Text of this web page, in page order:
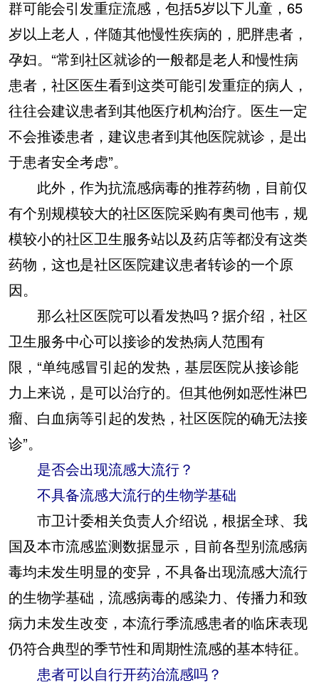
群可能会引发重症流感，包括5岁以下儿童，65
岁以上老人，伴随其他慢性疾病的，肥胖患者，
孕妇。“常到社区就诊的一般都是老人和慢性病
患者，社区医生看到这类可能引发重症的病人，
往往会建议患者到其他医疗机构治疗。医生一定
不会推诿患者，建议患者到其他医院就诊，是出
于患者安全考虑”。
此外，作为抗流感病毒的推荐药物，目前仅
有个别规模较大的社区医院采购有奥司他韦，规
模较小的社区卫生服务站以及药店等都没有这类
药物，这也是社区医院建议患者转诊的一个原
因。
那么社区医院可以看发热吗？据介绍，社区
卫生服务中心可以接诊的发热病人范围有
限，“单纯感冒引起的发热，基层医院从接诊能
力上来说，是可以治疗的。但其他例如恶性淋巴
瘤、白血病等引起的发热，社区医院的确无法接
诊”。
是否会出现流感大流行？
不具备流感大流行的生物学基础
市卫计委相关负责人介绍说，根据全球、我
国及本市流感监测数据显示，目前各型别流感病
毒均未发生明显的变异，不具备出现流感大流行
的生物学基础，流感病毒的感染力、传播力和致
病力未发生改变，本流行季流感患者的临床表现
仍符合典型的季节性和周期性流感的基本特征。
患者可以自行开药治流感吗？